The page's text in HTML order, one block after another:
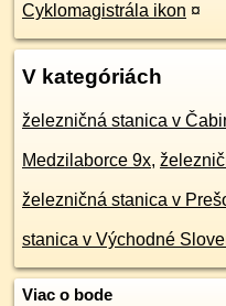
Cyklomagistrála ikon ¤
V kategóriách
železničná stanica v
Medzilaborce 9x,
železničná stanica v
stanica v Východné
Viac o bode